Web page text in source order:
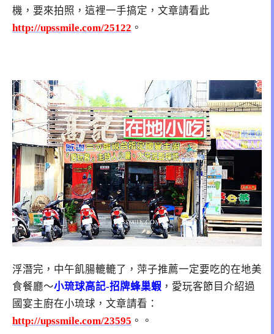
機，要來拍照，這裡一手搞定，文章請看此
http://upssmile.com/25122 。
浮潛完，中午飢腸轆轆了，萍子推薦一定要吃的在地美
食餐廳～小琉球高記-招牌蜂巢蝦 ，愛玩客節目介紹過
國宴主廚在小琉球，文章請看：
http://upssmile.com/23595 。。